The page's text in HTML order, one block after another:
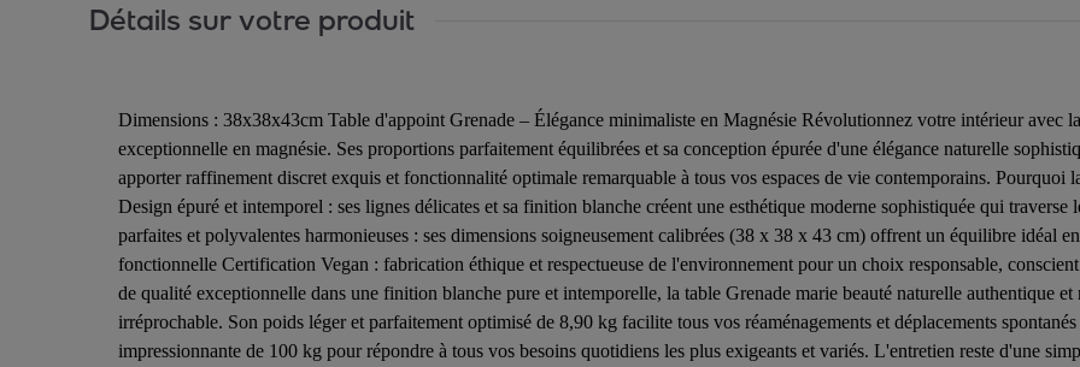
Détails sur votre produit
Dimensions : 38x38x43cm Table d'appoint Grenade – Élégance minimaliste en Magnésie Révolutionnez votre intérieur avec
exceptionnelle en magnésie. Ses proportions parfaitement équilibrées et sa conception épurée d'une élégance naturelle
apporter raffinement discret exquis et fonctionnalité optimale remarquable à tous vos espaces de vie contemporains. Pourquoi
Design épuré et intemporel : ses lignes délicates et sa finition blanche créent une esthétique moderne sophistiquée qui traverse
parfaites et polyvalentes harmonieuses : ses dimensions soigneusement calibrées (38 x 38 x 43 cm) offrent un équilibre idéal
fonctionnelle Certification Vegan : fabrication éthique et respectueuse de l'environnement pour un choix responsable,
de qualité exceptionnelle dans une finition blanche pure et intemporelle, la table Grenade marie beauté naturelle authentique
irréprochable. Son poids léger et parfaitement optimisé de 8,90 kg facilite tous vos réaménagements et déplacements
impressionnante de 100 kg pour répondre à tous vos besoins quotidiens les plus exigeants et variés. L'entretien reste d'une